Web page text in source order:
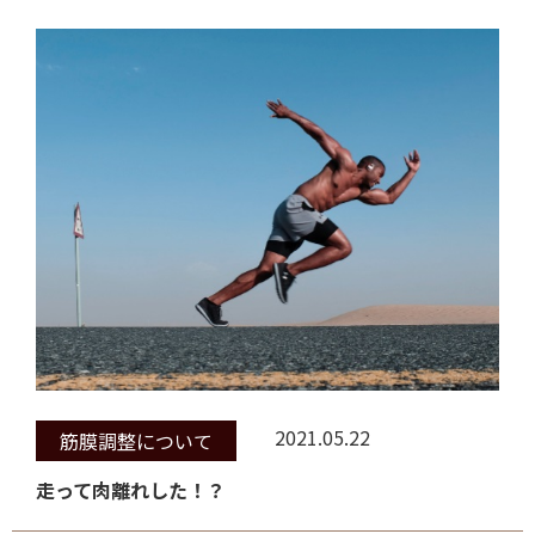
2021.05.22
筋膜調整について
走って肉離れした！？